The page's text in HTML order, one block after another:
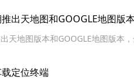
出天地图和GOOGLE地图版
天地图版本和GOOGLE地图版本
定位终端